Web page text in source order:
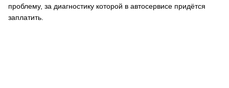
проблему, за диагностику которой в автосервисе придётся
заплатить.